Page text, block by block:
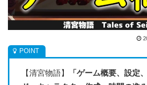
【清宮物語】
「ゲーム概要、設定